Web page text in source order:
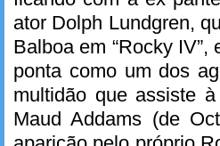
ator Dolph Lundgren,
Balboa em “Rocky
ponta como um dos
multidão que assiste
Maud Addams (de